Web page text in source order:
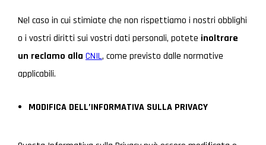
Nel caso in cui stimiate che non rispettiamo i nostri obblighi
o i vostri diritti sui vostri dati personali, potete inoltrare
un reclamo alla CNIL, come previsto dalle normative
applicabili.
MODIFICA DELL’INFORMATIVA SULLA PRIVACY